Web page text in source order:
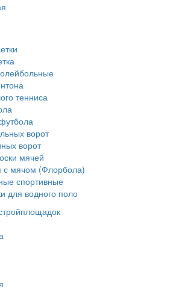
тенниса
ворот
ворот
мячей
с мячом (Флорбола)
спортивные
для водного поло